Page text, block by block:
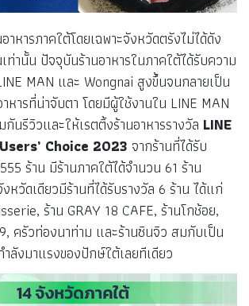
าหารภาคใต้โดยเฉพาะจังหวัดตรังไม่ได้ดัง
านั้น ปัจจุบันร้านอาหารในภาคใต้ได้รับความ
MAN และ Wongnai สูงขึ้นจนกลายเป็น
หารที่น่าจับตา โดยมีผู้ใช้งานใน LINE MAN
นรีวิวและให้เรตติ้งร้านอาหารรางวัล LINE
Choice 2023 จากร้านที่ได้รับ
ร้าน มีร้านภาคใต้ได้จำนวน 61 ร้าน
หวัดเดียวมีร้านที่ได้รับรางวัล 6 ร้าน ได้แก่
ร้าน GRAY 18 CAFE, ร้านโกช้อย,
ครัวท่องนาท่าม และร้านซินจิว สมกับเป็น
ลังมาแรงของปักษ์ใต้เลยทีเดียว